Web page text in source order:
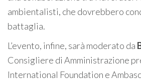
ambientalisti, che dovrebbero
battaglia.
L’evento, infine, sarà moderato da
Consigliere di Amministrazione
International Foundation e